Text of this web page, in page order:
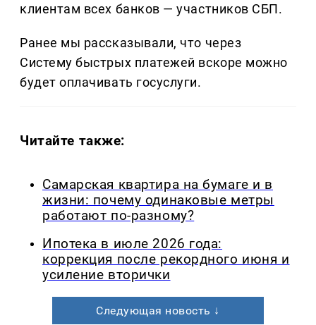
клиентам всех банков — участников СБП.
Ранее мы рассказывали, что через
Систему быстрых платежей вскоре можно
будет оплачивать госуслуги.
Читайте также:
Самарская квартира на бумаге и в
жизни: почему одинаковые метры
работают по-разному?
Ипотека в июле 2026 года:
коррекция после рекордного июня и
усиление вторички
Следующая новость ↓